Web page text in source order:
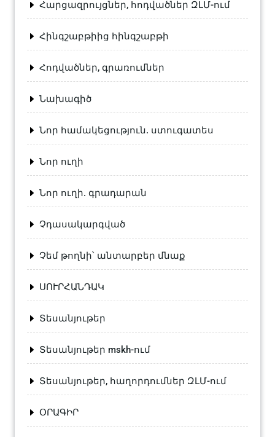
Հարցազրույցներ, հոդվածներ ԶԼՄ-ում
Հինգշաբթիից հինգշաբթի
Հոդվածներ, գրառումներ
Նախագիծ
Նոր համակեցություն. ստուգատես
Նոր ուղի
Նոր ուղի. գրադարան
Չդասակարգված
Չեմ թողնի՝ անտարբեր մնաք
ՍՈՒՐՀԱՆԴԱԿ
Տեսանյութեր
Տեսանյութեր mskh-ում
Տեսանյութեր, հաղորդումներ ԶԼՄ-ում
ՕՐԱԳԻՐ